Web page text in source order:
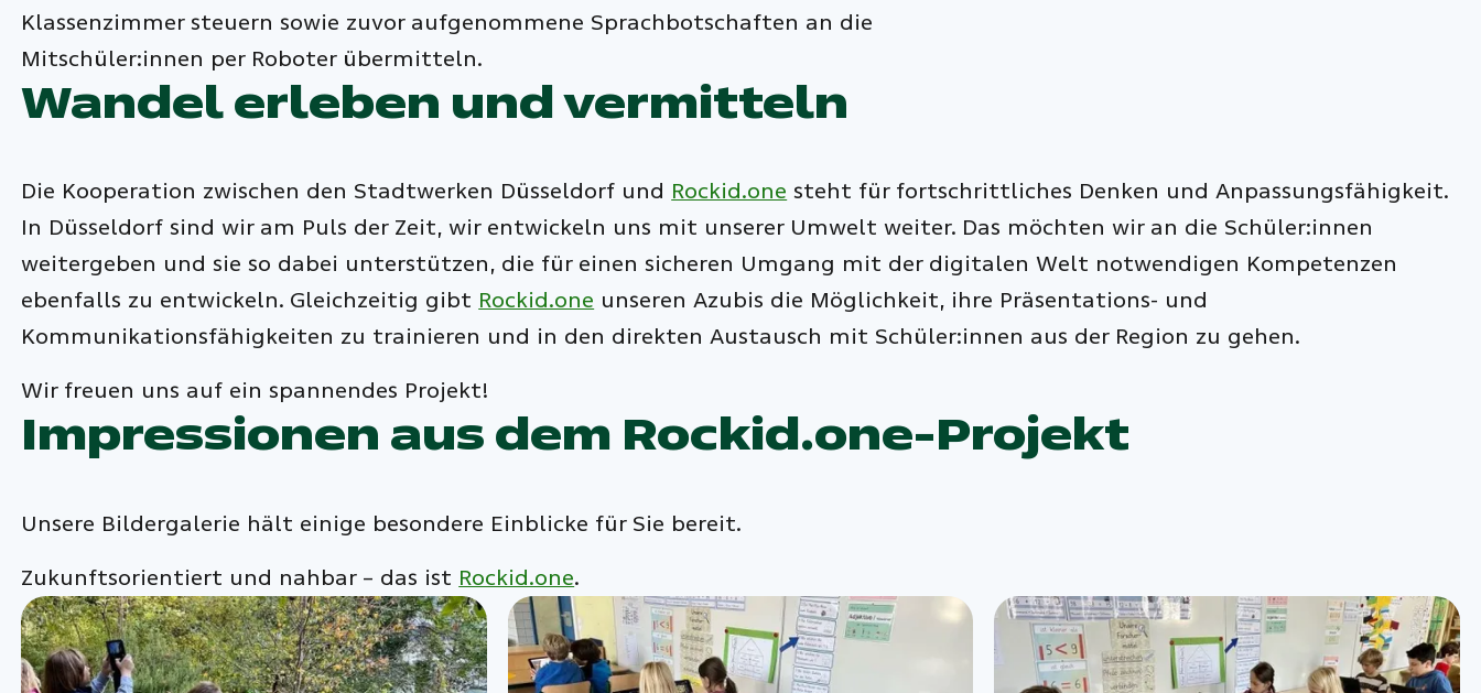
Klassenzimmer steuern sowie zuvor aufgenommene Sprachbotschaften an die
Mitschüler:innen per Roboter übermitteln.
Wandel erleben und vermitteln
Die Kooperation zwischen den Stadtwerken Düsseldorf und Rockid.one steht für fortschrittliches Denken und Anpassungsfähigkeit.
In Düsseldorf sind wir am Puls der Zeit, wir entwickeln uns mit unserer Umwelt weiter. Das möchten wir an die Schüler:innen
weitergeben und sie so dabei unterstützen, die für einen sicheren Umgang mit der digitalen Welt notwendigen Kompetenzen
ebenfalls zu entwickeln. Gleichzeitig gibt Rockid.one unseren Azubis die Möglichkeit, ihre Präsentations- und
Kommunikationsfähigkeiten zu trainieren und in den direkten Austausch mit Schüler:innen aus der Region zu gehen.
Wir freuen uns auf ein spannendes Projekt!
Impressionen aus dem Rockid.one-Projekt
Unsere Bildergalerie hält einige besondere Einblicke für Sie bereit.
Zukunftsorientiert und nahbar – das ist Rockid.one.